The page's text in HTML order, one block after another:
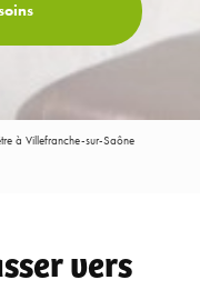
à Villefranche-sur-Saône
vers